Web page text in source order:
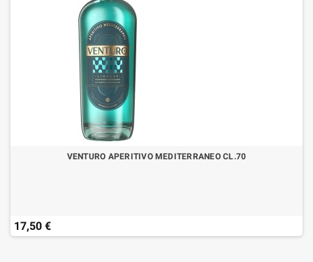
VENTURO APERITIVO MEDITERRANEO CL.70
17,50 €